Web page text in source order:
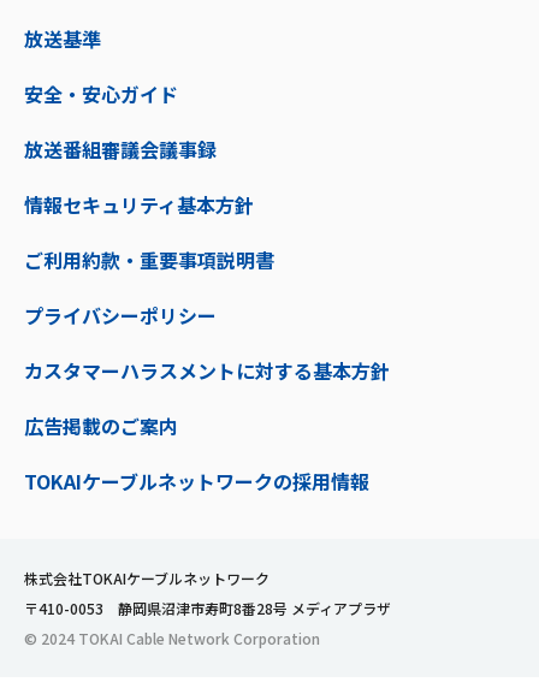
放送基準
安全・安心ガイド
放送番組審議会議事録
情報セキュリティ基本方針
ご利用約款・重要事項説明書
プライバシーポリシー
カスタマーハラスメントに対する基本方針
広告掲載のご案内
TOKAIケーブルネットワークの採用情報
株式会社TOKAIケーブルネットワーク
〒410-0053 静岡県沼津市寿町8番28号 メディアプラザ
© 2024 TOKAI Cable Network Corporation